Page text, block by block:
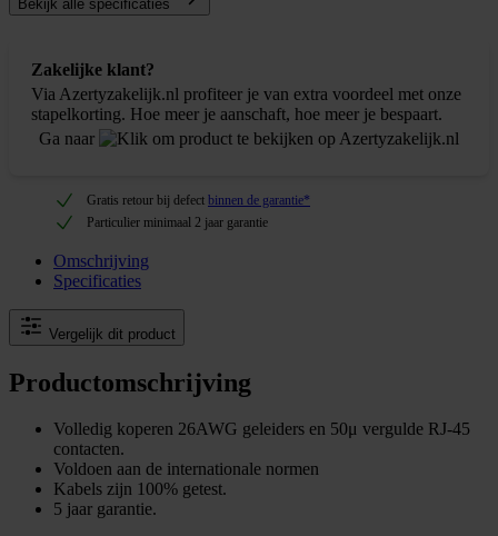
Bekijk alle specificaties
Zakelijke klant?
Via Azertyzakelijk.nl profiteer je van extra voordeel met onze
stapelkorting. Hoe meer je aanschaft, hoe meer je bespaart.
Ga naar
Gratis retour bij defect binnen de garantie*
Particulier minimaal 2 jaar garantie
Omschrijving
Specificaties
Vergelijk dit product
Productomschrijving
Volledig koperen 26AWG geleiders en 50μ vergulde RJ-45
contacten.
Voldoen aan de internationale normen
Kabels zijn 100% getest.
5 jaar garantie.